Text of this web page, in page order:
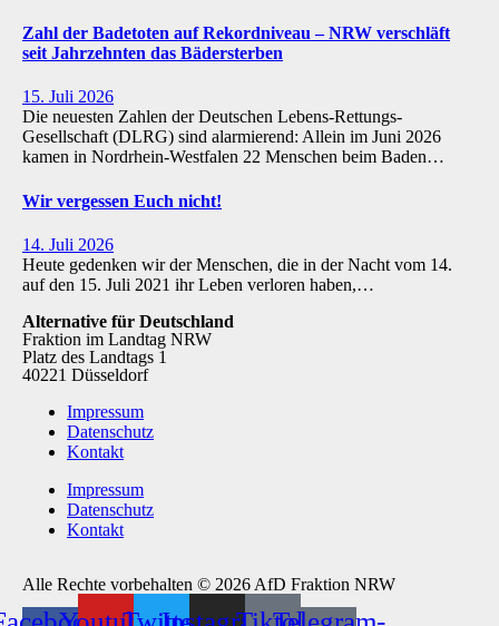
Zahl der Badetoten auf Rekordniveau – NRW verschläft
seit Jahrzehnten das Bädersterben
15. Juli 2026
Die neuesten Zahlen der Deutschen Lebens-Rettungs-
Gesellschaft (DLRG) sind alarmierend: Allein im Juni 2026
kamen in Nordrhein-Westfalen 22 Menschen beim Baden…
Wir vergessen Euch nicht!
14. Juli 2026
Heute gedenken wir der Menschen, die in der Nacht vom 14.
auf den 15. Juli 2021 ihr Leben verloren haben,…
Alternative für Deutschland
Fraktion im Landtag NRW
Platz des Landtags 1
40221 Düsseldorf
Impressum
Datenschutz
Kontakt
Impressum
Datenschutz
Kontakt
Alle Rechte vorbehalten © 2026 AfD Fraktion NRW